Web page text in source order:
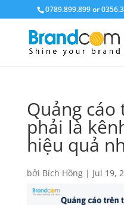
0789.899.899 or
Quảng
phải là
hiệu quả
bởi Bích Hồng| Jul 19,
báo giấy